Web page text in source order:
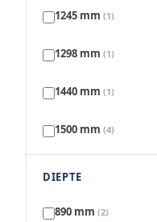
1245 mm (1)
1298 mm (1)
1440 mm (1)
1500 mm (4)
1800 mm
DIEPTE
890 mm (2)